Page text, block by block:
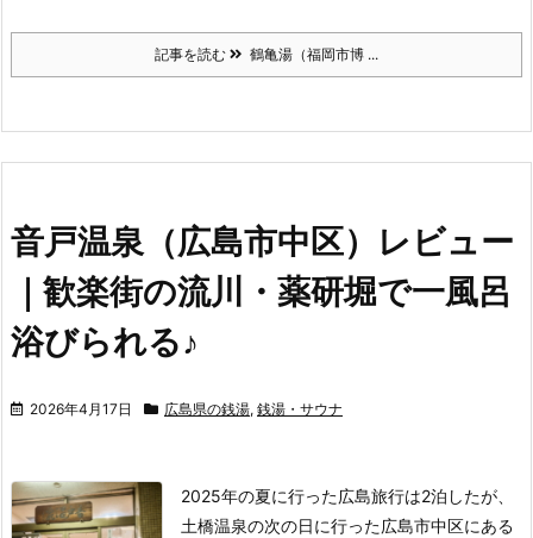
記事を読む 鶴亀湯（福岡市博 ...
音戸温泉（広島市中区）レビュー
｜歓楽街の流川・薬研堀で一風呂
浴びられる♪
2026年4月17日 広島県の銭湯, 銭湯・サウナ
2025年の夏に行った広島旅行は2泊したが、
土橋温泉の次の日に行った広島市中区にある